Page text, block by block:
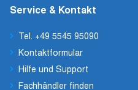
Service & Kontakt
Tel. +49 5545 95090
Kontaktformular
Hilfe und Support
Fachhändler finden